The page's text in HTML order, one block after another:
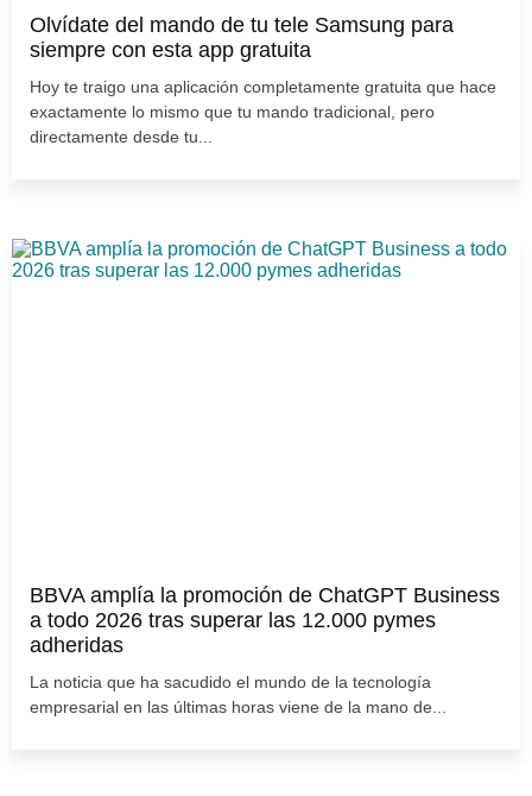
Olvídate del mando de tu tele Samsung para
siempre con esta app gratuita
Hoy te traigo una aplicación completamente gratuita que hace
exactamente lo mismo que tu mando tradicional, pero
directamente desde tu...
BBVA amplía la promoción de ChatGPT Business
a todo 2026 tras superar las 12.000 pymes
adheridas
La noticia que ha sacudido el mundo de la tecnología
empresarial en las últimas horas viene de la mano de...